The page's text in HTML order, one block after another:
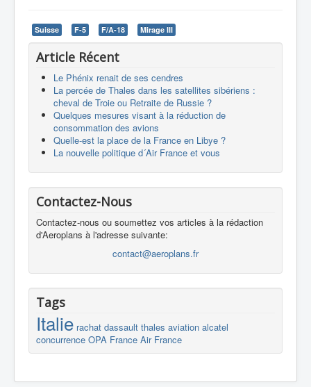
Suisse F-5 F/A-18 Mirage III
Article Récent
Le Phénix renait de ses cendres
La percée de Thales dans les satellites sibériens :
cheval de Troie ou Retraite de Russie ?
Quelques mesures visant à la réduction de
consommation des avions
Quelle-est la place de la France en Libye ?
La nouvelle politique d´Air France et vous
Contactez-Nous
Contactez-nous ou soumettez vos articles à la rédaction
d'Aeroplans à l'adresse suivante:
contact@aeroplans.fr
Tags
Italie rachat dassault thales aviation alcatel
concurrence OPA France Air France